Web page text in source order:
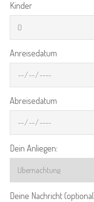
Kinder
Anreisedatum
Abreisedatum
Dein Anliegen:
Deine Nachricht